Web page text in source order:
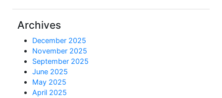
Archives
December 2025
November 2025
September 2025
June 2025
May 2025
April 2025